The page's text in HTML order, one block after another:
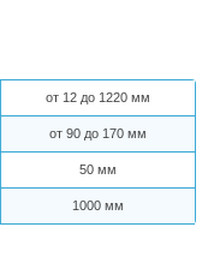
от 12 до 1220 мм
от 90 до 170 мм
50 мм
1000 мм